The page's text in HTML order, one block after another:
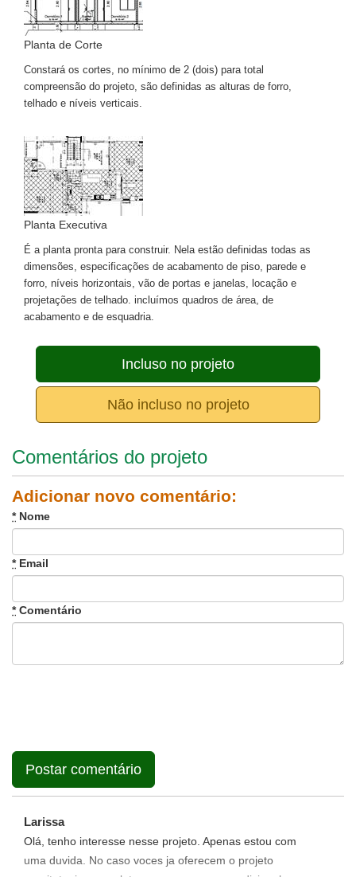
Planta de Corte
Constará os cortes, no mínimo de 2 (dois) para total
compreensão do projeto, são definidas as alturas de forro,
telhado e níveis verticais.
Planta Executiva
É a planta pronta para construir. Nela estão definidas todas as
dimensões, especificações de acabamento de piso, parede e
forro, níveis horizontais, vão de portas e janelas, locação e
projetações de telhado. incluímos quadros de área, de
acabamento e de esquadria.
Incluso no projeto
Não incluso no projeto
Comentários do projeto
Adicionar novo comentário:
*Nome
*Email
*Comentário
Larissa
Olá, tenho interesse nesse projeto. Apenas estou com
uma duvida. No caso voces ja oferecem o projeto